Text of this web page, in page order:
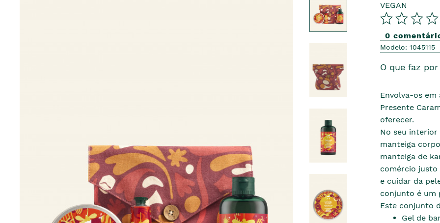
VEGAN
0
Modelo: 1045115
O que faz
Envolva-os
Presente
oferecer.
No seu interior
manteiga
manteiga de
comércio justo
e cuidar da
conjunto é um
Este conjunto
Gel de